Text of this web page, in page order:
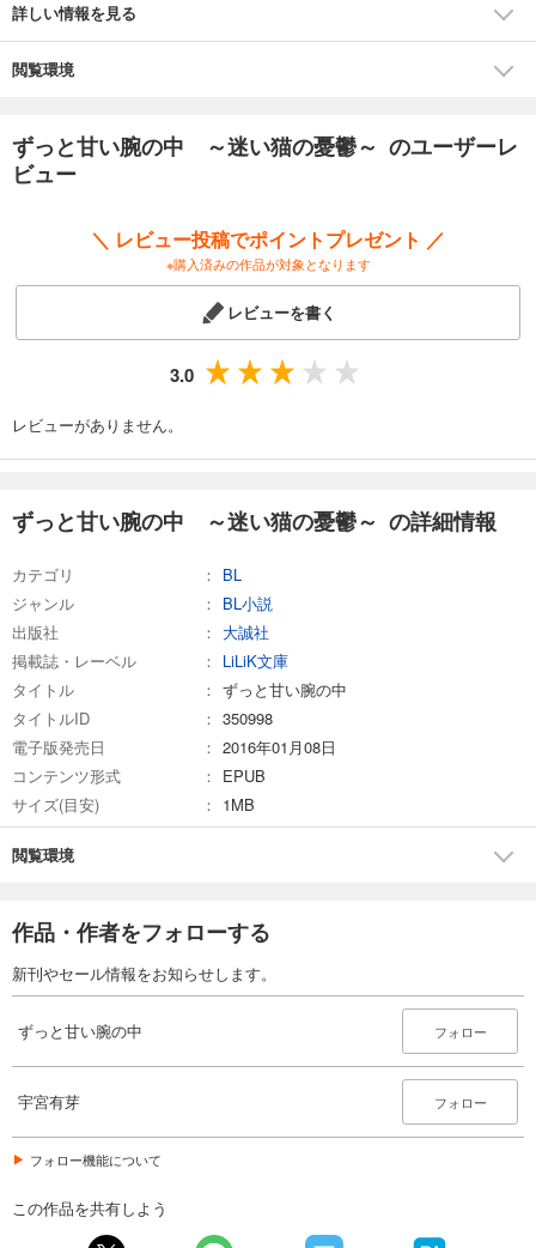
詳しい情報を見る
閲覧環境
ずっと甘い腕の中 ～迷い猫の憂鬱～ のユーザーレ
ビュー
＼ レビュー投稿でポイントプレゼント ／
※購入済みの作品が対象となります
レビューを書く
3.0
レビューがありません。
ずっと甘い腕の中 ～迷い猫の憂鬱～ の詳細情報
カテゴリ
BL
ジャンル
BL小説
出版社
大誠社
掲載誌・レーベル
LiLiK文庫
タイトル
ずっと甘い腕の中
タイトルID
350998
電子版発売日
2016年01月08日
コンテンツ形式
EPUB
サイズ(目安)
1MB
閲覧環境
作品・作者をフォローする
新刊やセール情報をお知らせします。
ずっと甘い腕の中 フォロー
宇宮有芽 フォロー
フォロー機能について
この作品を共有しよう